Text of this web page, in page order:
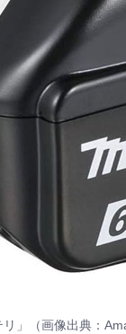
」（画像出典：